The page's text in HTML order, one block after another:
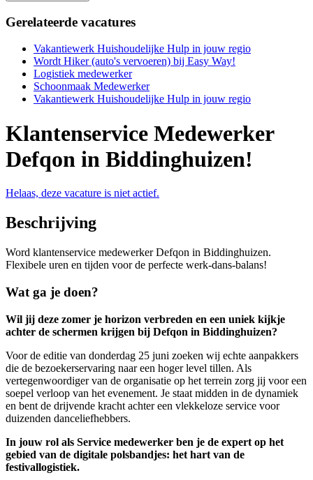
Gerelateerde vacatures
Vakantiewerk Huishoudelijke Hulp in jouw regio
Wordt Hiker (auto's vervoeren) bij Easy Way!
Logistiek medewerker
Schoonmaak Medewerker
Vakantiewerk Huishoudelijke Hulp in jouw regio
Klantenservice Medewerker
Defqon in Biddinghuizen!
Helaas, deze vacature is niet actief.
Beschrijving
Word klantenservice medewerker Defqon in Biddinghuizen.
Flexibele uren en tijden voor de perfecte werk-dans-balans!
Wat ga je doen?
Wil jij deze zomer je horizon verbreden en een uniek kijkje
achter de schermen krijgen bij Defqon in Biddinghuizen?
Voor de editie van donderdag 25 juni zoeken wij echte aanpakkers
die de bezoekerservaring naar een hoger level tillen. Als
vertegenwoordiger van de organisatie op het terrein zorg jij voor een
soepel verloop van het evenement. Je staat midden in de dynamiek
en bent de drijvende kracht achter een vlekkeloze service voor
duizenden danceliefhebbers.
In jouw rol als Service medewerker ben je de expert op het
gebied van de digitale polsbandjes: het hart van de
festivallogistiek.